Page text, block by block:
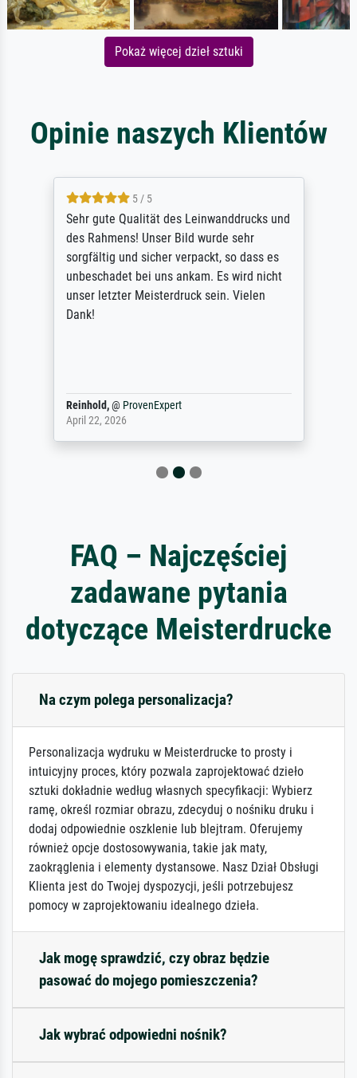
Pokaż więcej dzieł sztuki
Opinie naszych Klientów
5 / 5
Sehr gute Qualität des Leinwanddrucks und
des Rahmens! Unser Bild wurde sehr
sorgfältig und sicher verpackt, so dass es
unbeschadet bei uns ankam. Es wird nicht
unser letzter Meisterdruck sein. Vielen
Dank!
Reinhold,@ ProvenExpert
April 22, 2026
FAQ – Najczęściej
zadawane pytania
dotyczące Meisterdrucke
Na czym polega personalizacja?
Personalizacja wydruku w Meisterdrucke to prosty i
intuicyjny proces, który pozwala zaprojektować dzieło
sztuki dokładnie według własnych specyfikacji: Wybierz
ramę, określ rozmiar obrazu, zdecyduj o nośniku druku i
dodaj odpowiednie oszklenie lub blejtram. Oferujemy
również opcje dostosowywania, takie jak maty,
zaokrąglenia i elementy dystansowe. Nasz Dział Obsługi
Klienta jest do Twojej dyspozycji, jeśli potrzebujesz
pomocy w zaprojektowaniu idealnego dzieła.
Jak mogę sprawdzić, czy obraz będzie
pasować do mojego pomieszczenia?
Jak wybrać odpowiedni nośnik?